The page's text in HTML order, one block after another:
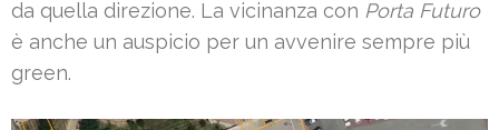
da quella direzione. La vicinanza con Porta Futuro
è anche un auspicio per un avvenire sempre più
green.